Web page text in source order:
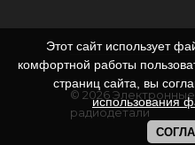
© 2026
радиодетали
Этот сайт использует
комфортной работы
страниц сайта, вы
использования